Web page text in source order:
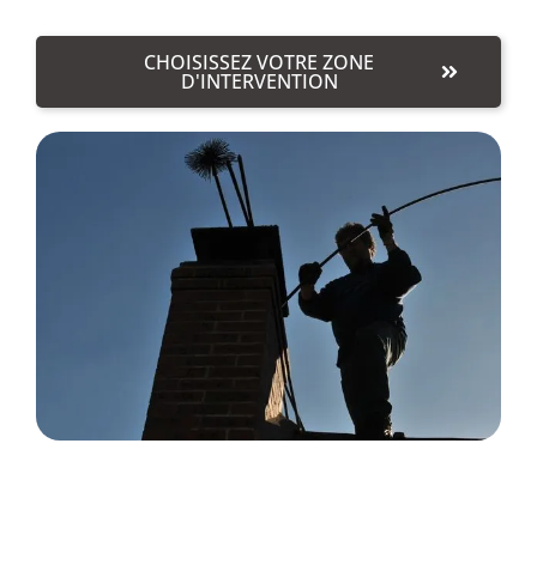
CHOISISSEZ VOTRE ZONE
D'INTERVENTION